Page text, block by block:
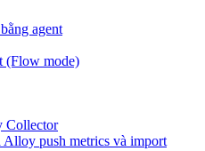
agent
(Flow mode)
Collector
Alloy push metrics và import